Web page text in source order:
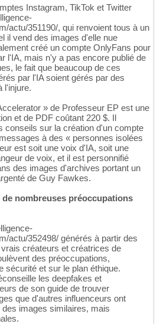
Instagram, TikTok et Twitter
actu/351190/, qui renvoient tous à un
il vend des images d'elle nue
créé un compte OnlyFans pour
l'IA, mais n'y a pas encore publié de
le fait que beaucoup de ces
par l'IA soient gérés par des
l'injure.
» de Professeur EP est une
et de PDF coûtant 220 $. Il
conseils sur la création d'un compte
à des « personnes isolées
est soit une voix d'IA, soit une
de voix, et il est personnifié
des images d'archives portant un
de Guy Fawkes.
nombreuses préoccupations
actu/352498/ générés à partir des
créateurs et créatrices de
des préoccupations,
sécurité et sur le plan éthique.
les deepfakes et
de son guide de trouver
que d'autres influenceurs ont
images similaires, mais